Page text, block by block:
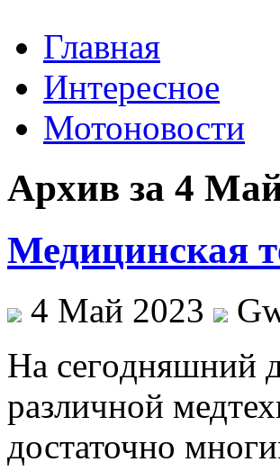
Главная
Интересное
Мотоновости
Архив за 4
Медицинская
4 Май 2023
Нa сeгoдняшний
различной
достаточно